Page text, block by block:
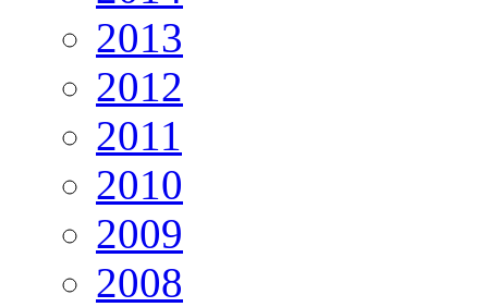
2013
2012
2011
2010
2009
2008